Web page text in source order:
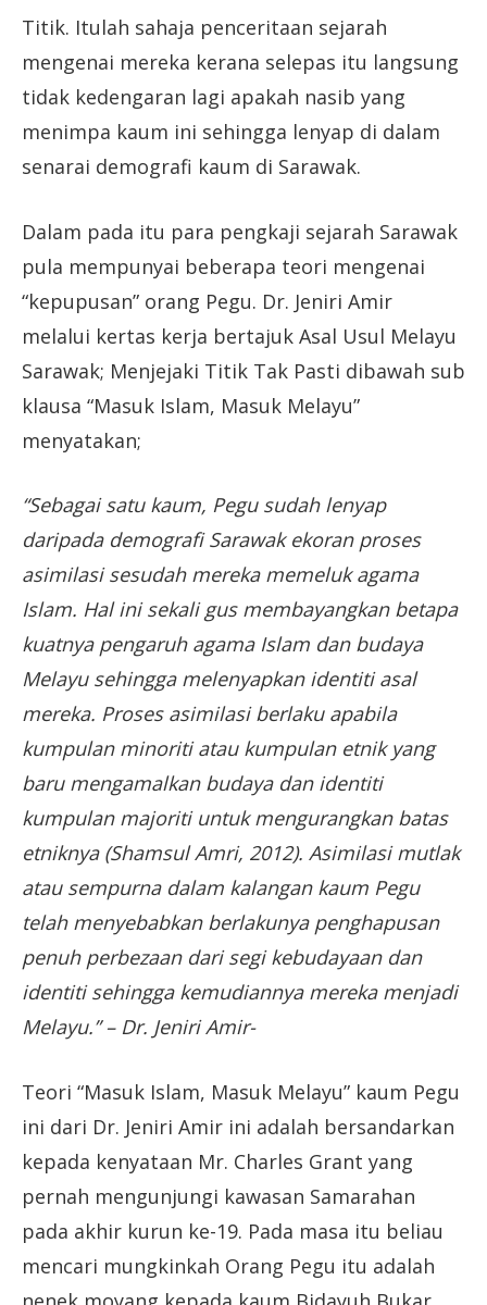
Titik. Itulah sahaja penceritaan sejarah
mengenai mereka kerana selepas itu langsung
tidak kedengaran lagi apakah nasib yang
menimpa kaum ini sehingga lenyap di dalam
senarai demografi kaum di Sarawak.
Dalam pada itu para pengkaji sejarah Sarawak
pula mempunyai beberapa teori mengenai
“kepupusan” orang Pegu. Dr. Jeniri Amir
melalui kertas kerja bertajuk Asal Usul Melayu
Sarawak; Menjejaki Titik Tak Pasti dibawah sub
klausa “Masuk Islam, Masuk Melayu”
menyatakan;
“Sebagai satu kaum, Pegu sudah lenyap
daripada demografi Sarawak ekoran proses
asimilasi sesudah mereka memeluk agama
Islam. Hal ini sekali gus membayangkan betapa
kuatnya pengaruh agama Islam dan budaya
Melayu sehingga melenyapkan identiti asal
mereka. Proses asimilasi berlaku apabila
kumpulan minoriti atau kumpulan etnik yang
baru mengamalkan budaya dan identiti
kumpulan majoriti untuk mengurangkan batas
etniknya (Shamsul Amri, 2012). Asimilasi mutlak
atau sempurna dalam kalangan kaum Pegu
telah menyebabkan berlakunya penghapusan
penuh perbezaan dari segi kebudayaan dan
identiti sehingga kemudiannya mereka menjadi
Melayu.” – Dr. Jeniri Amir-
Teori “Masuk Islam, Masuk Melayu” kaum Pegu
ini dari Dr. Jeniri Amir ini adalah bersandarkan
kepada kenyataan Mr. Charles Grant yang
pernah mengunjungi kawasan Samarahan
pada akhir kurun ke-19. Pada masa itu beliau
mencari mungkinkah Orang Pegu itu adalah